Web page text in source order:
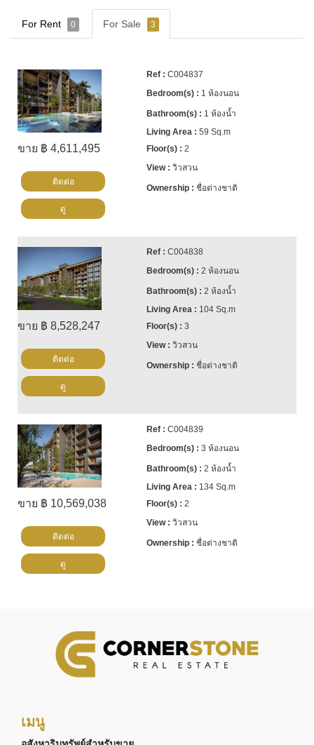
For Rent 0 For Sale 3
ขาย ฿ 4,611,495
C004837
1 ห้องนอน
1 ห้องน้ำ
59 Sq.m
2
วิวสวน
ชื่อต่างชาติ
ติดต่อ
ดู
ขาย ฿ 8,528,247
C004838
2 ห้องนอน
2 ห้องน้ำ
104 Sq.m
3
วิวสวน
ชื่อต่างชาติ
ติดต่อ
ดู
ขาย ฿ 10,569,038
C004839
3 ห้องนอน
2 ห้องน้ำ
134 Sq.m
2
วิวสวน
ชื่อต่างชาติ
ติดต่อ
ดู
เมนู